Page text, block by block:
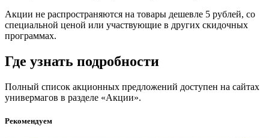
Акции не распространяются на товары дешевле 5 рублей, со
специальной ценой или участвующие в других скидочных
программах.
Где узнать подробности
Полный список акционных предложений доступен на сайтах
универмагов в разделе «Акции».
Рекомендуем